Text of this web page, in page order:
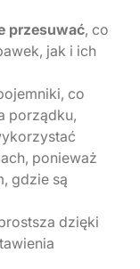
przesuwać, co
jak i ich
co
porządku,
ponieważ
gdzie są
dzięki